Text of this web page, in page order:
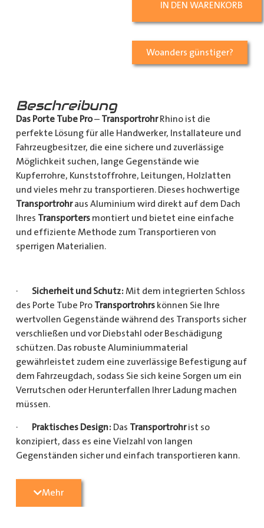
IN DEN WARENKORB
Woanders günstiger?
Beschreibung
Das Porte Tube Pro– TransportrohrRhino ist die
perfekte Lösung für alle Handwerker, Installateure und
Fahrzeugbesitzer, die eine sichere und zuverlässige
Möglichkeit suchen, lange Gegenstände wie
Kupferrohre, Kunststoffrohre, Leitungen, Holzlatten
und vieles mehr zu transportieren. Dieses hochwertige
Transportrohraus Aluminium wird direkt auf dem Dach
Ihres Transportersmontiert und bietet eine einfache
und effiziente Methode zum Transportieren von
sperrigen Materialien.
· Sicherheit und Schutz: Mit dem integrierten Schloss
des Porte Tube Pro Transportrohrskönnen Sie Ihre
wertvollen Gegenstände während des Transports sicher
verschließen und vor Diebstahl oder Beschädigung
schützen. Das robuste Aluminiummaterial
gewährleistet zudem eine zuverlässige Befestigung auf
dem Fahrzeugdach, sodass Sie sich keine Sorgen um ein
Verrutschen oder Herunterfallen Ihrer Ladung machen
müssen.
· Praktisches Design: Das Transportrohrist so
konzipiert, dass es eine Vielzahl von langen
Gegenständen sicher und einfach transportieren kann.
Kunststoffrohre für den Sanitärbereich oder Holzlatten
für den Bau benötigen, dieses
Mehr